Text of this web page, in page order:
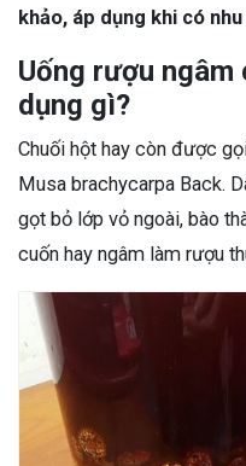
khảo, áp dụng khi có nhu
Uống rượu
dụng gì?
Chuối hột hay còn được
Musa brachycarpa Back.
gọt bỏ lớp vỏ ngoài, bào
cuốn hay ngâm làm rượu